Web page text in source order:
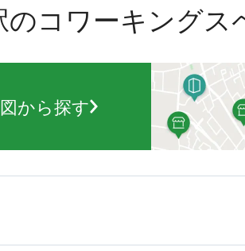
のコワーキングス
から探す